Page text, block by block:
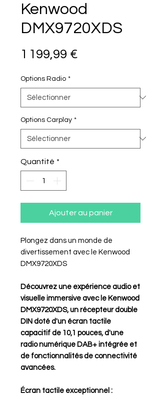
Kenwood
DMX9720XDS
1 199,99 €
Options Radio *
Options Carplay *
Quantité *
Ajouter au panier
Plongez dans un monde de
divertissement avec le Kenwood
DMX9720XDS
Découvrez une expérience audio et
visuelle immersive avec le Kenwood
DMX9720XDS, un récepteur double
DIN doté d'un écran tactile
capacitif de 10,1 pouces, d'une
radio numérique DAB+ intégrée et
de fonctionnalités de connectivité
avancées.
Écran tactile exceptionnel :